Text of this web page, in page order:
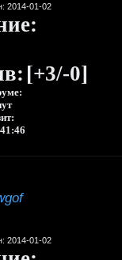
: 2014-01-02
[+3/-0]
: 2014-01-02